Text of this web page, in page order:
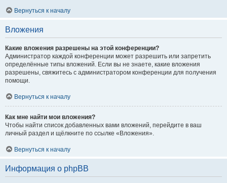
Вернуться к началу
Вложения
Какие вложения разрешены на этой конференции?
Администратор каждой конференции может разрешить или запретить
определённые типы вложений. Если вы не знаете, какие вложения
разрешены, свяжитесь с администратором конференции для получения
помощи.
Вернуться к началу
Как мне найти мои вложения?
Чтобы найти список добавленных вами вложений, перейдите в ваш
личный раздел и щёлкните по ссылке «Вложения».
Вернуться к началу
Информация о phpBB